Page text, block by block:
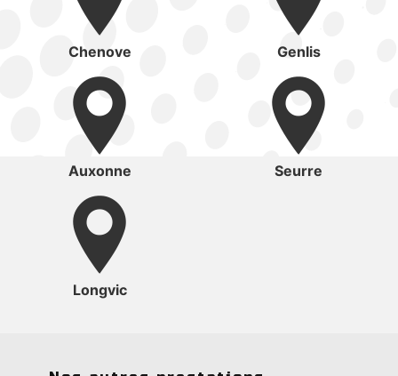
Chenove Genlis
Auxonne Seurre
Longvic